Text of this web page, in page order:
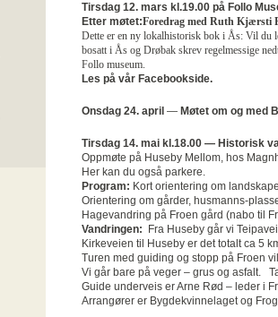
Tirsdag 12. mars kl.19.00 på Follo
Etter møtet:Foredrag med Ruth Kjærsti
Dette er en ny lokalhistorisk bok i Ås: Vil du
bosatt i Ås og Drøbak skrev regelmessige
Follo museum.
Les på vår Facebookside.
Onsdag 24. april — Møtet om og med
Tirsdag 14. mai kl.18.00 — Historisk
Oppmøte på Huseby Mellom, hos
Her kan du også parkere.
Program: Kort orientering om
Orientering om gårder, husmanns-
Hagevandring på Froen gård (nabo til
Vandringen: Fra Huseby går vi
Kirkeveien til Huseby er det totalt ca 5
Turen med guiding og stopp på Froen
Vi går bare på veger – grus og asfalt.
Guide underveis er Arne Rød – leder i
Arrangører er Bygdekvinnelaget og